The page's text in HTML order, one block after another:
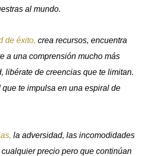
al mundo.
de éxito, crea recursos, encuentra
a una comprensión mucho más
libérate de creencias que te limitan.
te impulsa en una espiral de
la adversidad, las incomodidades
precio pero que continúan